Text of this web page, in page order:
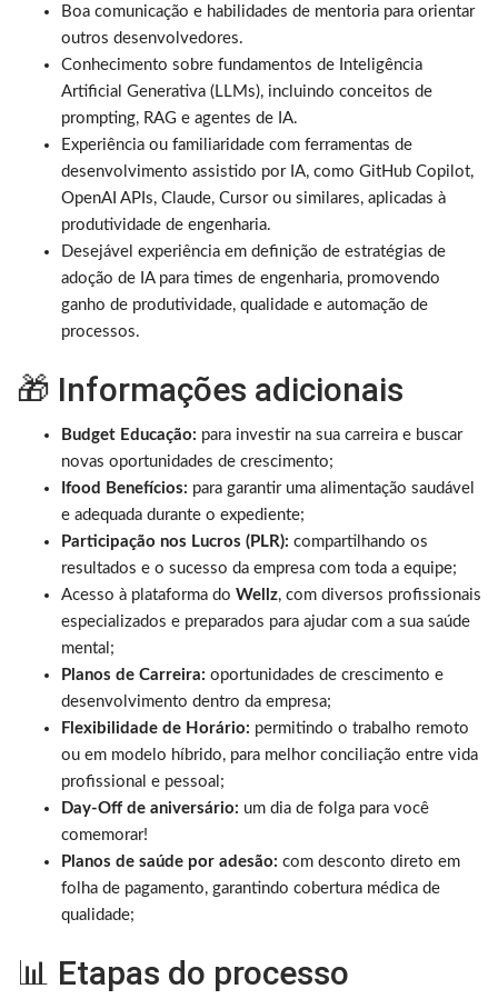
Boa comunicação e habilidades de mentoria para orientar
outros desenvolvedores.
Conhecimento sobre fundamentos de Inteligência
Artificial Generativa (LLMs), incluindo conceitos de
prompting, RAG e agentes de IA.
Experiência ou familiaridade com ferramentas de
desenvolvimento assistido por IA, como GitHub Copilot,
OpenAI APIs, Claude, Cursor ou similares, aplicadas à
produtividade de engenharia.
Desejável experiência em definição de estratégias de
adoção de IA para times de engenharia, promovendo
ganho de produtividade, qualidade e automação de
processos.
🎁 Informações adicionais
Budget Educação: para investir na sua carreira e buscar
novas oportunidades de crescimento;
Ifood Benefícios: para garantir uma alimentação saudável
e adequada durante o expediente;
Participação nos Lucros (PLR): compartilhando os
resultados e o sucesso da empresa com toda a equipe;
Acesso à plataforma do Wellz, com diversos profissionais
especializados e preparados para ajudar com a sua saúde
mental;
Planos de Carreira: oportunidades de crescimento e
desenvolvimento dentro da empresa;
Flexibilidade de Horário: permitindo o trabalho remoto
ou em modelo híbrido, para melhor conciliação entre vida
profissional e pessoal;
Day-Off de aniversário: um dia de folga para você
comemorar!
Planos de saúde por adesão: com desconto direto em
folha de pagamento, garantindo cobertura médica de
qualidade;
📊 Etapas do processo